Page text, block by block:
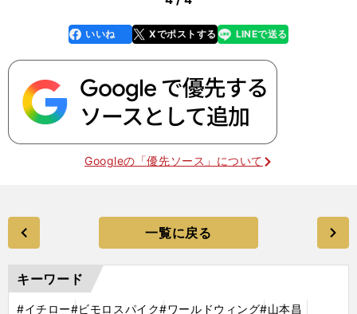
faceboo
k
いいね Xでポストする
line LINEで送る
Googleの「優先ソース」について
一覧に戻る
キーワード
#イチロー#ビモロスパイク#ワールドウィング#山本昌